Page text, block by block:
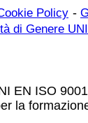
Policy -
di Genere
EN ISO
la